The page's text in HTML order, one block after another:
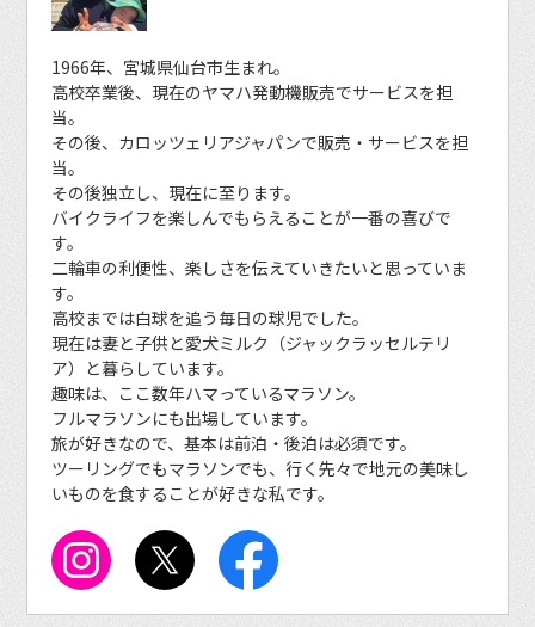
1966年、宮城県仙台市生まれ。
高校卒業後、現在のヤマハ発動機販売でサービスを担
当。
その後、カロッツェリアジャパンで販売・サービスを担
当。
その後独立し、現在に至ります。
バイクライフを楽しんでもらえることが一番の喜びで
す。
二輪車の利便性、楽しさを伝えていきたいと思っていま
す。
高校までは白球を追う毎日の球児でした。
現在は妻と子供と愛犬ミルク（ジャックラッセルテリ
ア）と暮らしています。
趣味は、ここ数年ハマっているマラソン。
フルマラソンにも出場しています。
旅が好きなので、基本は前泊・後泊は必須です。
ツーリングでもマラソンでも、行く先々で地元の美味し
いものを食することが好きな私です。